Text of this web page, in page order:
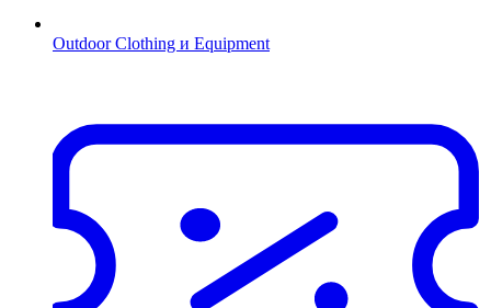
Outdoor Clothing и Equipment